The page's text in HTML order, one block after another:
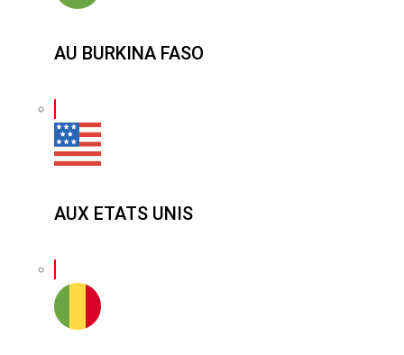
AU BURKINA FASO
AUX ETATS UNIS